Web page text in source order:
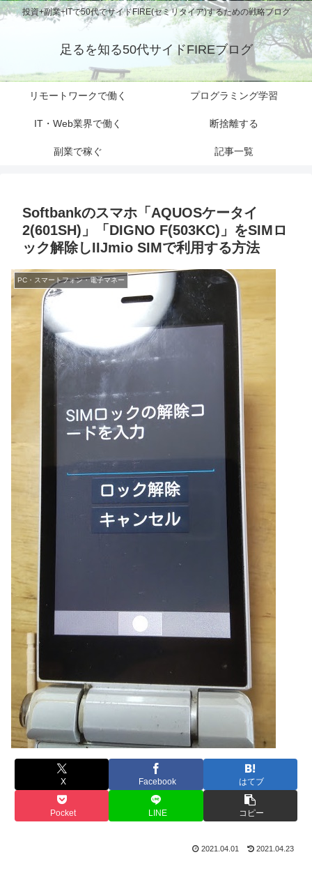
投資+副業+ITで50代でサイドFIRE(セミリタイア)するための戦略ブログ
足るを知る50代サイドFIREブログ
リモートワークで働く プログラミング学習
IT・Web業界で働く 断捨離する
副業で稼ぐ 記事一覧
Softbankのスマホ「AQUOSケータイ
2(601SH)」「DIGNO F(503KC)」をSIMロ
ック解除しIIJmio SIMで利用する方法
PC・スマートフォン・電子マネー
X Facebook はてブ
Pocket LINE コピー
2021.04.01 2021.04.23